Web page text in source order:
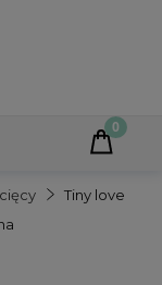
Tiny love